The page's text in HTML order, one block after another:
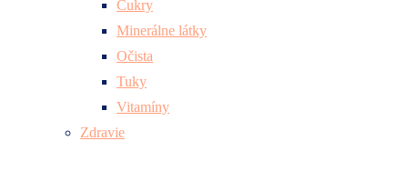
Cukry
Minerálne látky
Očista
Tuky
Vitamíny
Zdravie